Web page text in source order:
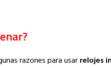
razones para usarrelojes